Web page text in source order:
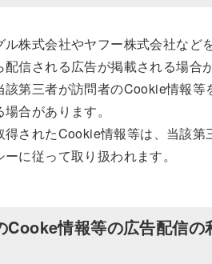
株式会社やヤフー株式会社など
配信される広告が掲載される場合
該第三者が訪問者のCookie情報等
合があります。
得されたCookie情報等は、当該第
に従って取り扱われます。
Cooke情報等の広告配信の